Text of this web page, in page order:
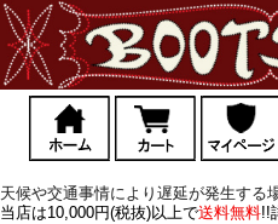
天候や交通事情により遅延が発生する
当店は10,000円(税抜)以上で送料無料!!